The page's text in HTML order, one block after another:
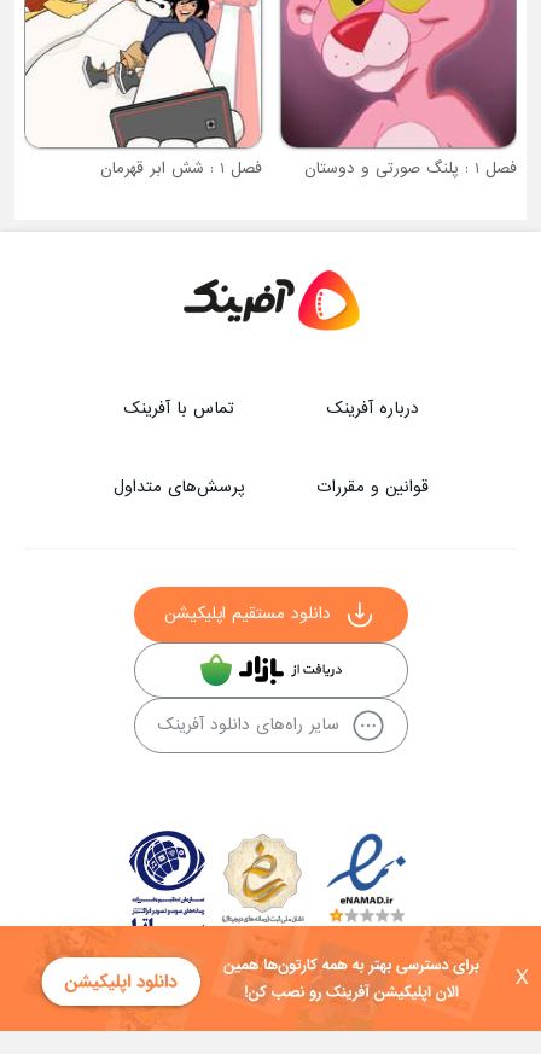
X
درباره آفرینک تماس با آفرینک
قوانین و مقررات پرسش‌های متداول
دانلود مستقیم اپلیکیشن
سایر راه‌های دانلود آفرینک
کلیه حقوق این سایت به شرکت توسعه فناوی هفت آسمان توکان تعلق دارد و